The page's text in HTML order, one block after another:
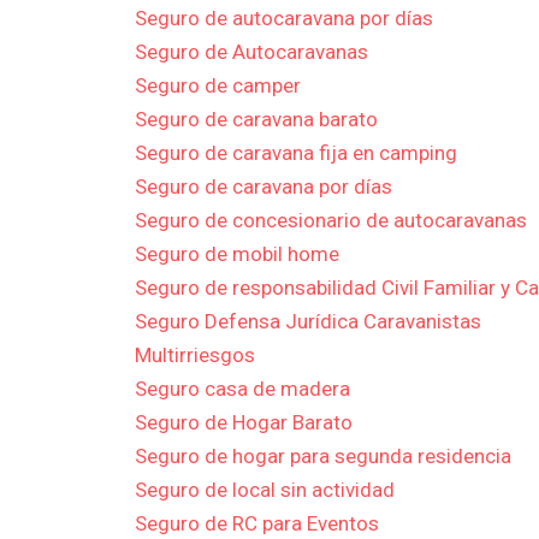
Seguro de autocaravana por días
Seguro de Autocaravanas
Seguro de camper
Seguro de caravana barato
Seguro de caravana fija en camping
Seguro de caravana por días
Seguro de concesionario de autocaravanas
Seguro de mobil home
Seguro de responsabilidad Civil Familiar y
Seguro Defensa Jurídica Caravanistas
Multirriesgos
Seguro casa de madera
Seguro de Hogar Barato
Seguro de hogar para segunda residencia
Seguro de local sin actividad
Seguro de RC para Eventos